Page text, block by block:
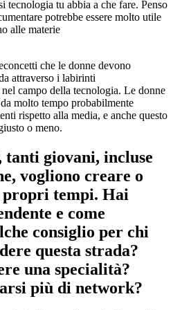
tecnologia tu abbia a che fare. Penso
potrebbe essere molto utile
alle materie
che le donne devono
attraverso i labirinti
campo della tecnologia. Le donne
molto tempo probabilmente
rispetto alla media, e anche questo
o meno.
giovani, incluse
vogliono creare o
propri tempi. Hai
e come
consiglio per chi
questa strada?
una specialità?
più di network?